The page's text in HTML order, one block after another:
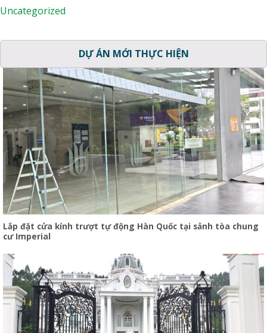
Uncategorized
DỰ ÁN MỚI THỰC HIỆN
Lắp đặt cửa kính trượt tự động Hàn Quốc tại sảnh tòa chung
cư Imperial